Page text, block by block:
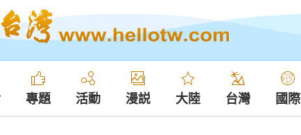
專題 活動 漫説 大陸 台灣 國際